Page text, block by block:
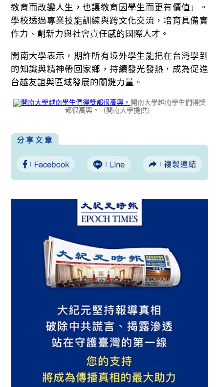
教育而改變人生，也讓教育因學生而更有價值」。
學校透過專業技能訓練與跨文化交流，培育具備實
作力、創新力與社會責任感的國際人才。
開南大學表示，期許所有境外學生能把在台灣學到
的知識與精神帶回家鄉，持續發光發熱，成為促進
台越友誼與區域發展的關鍵力量。
開南大學越南學生們得獎
都很高興。（開南大學提供）